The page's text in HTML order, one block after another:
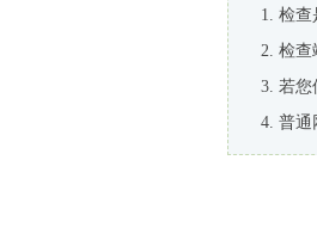
检查
检查
若您
普通